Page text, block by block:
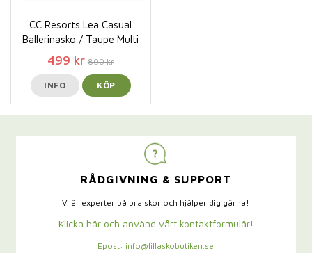
CC Resorts Lea Casual
Ballerinasko / Taupe Multi
499 kr 800 kr
INFO KÖP
RÅDGIVNING & SUPPORT
Vi är experter på bra skor och hjälper dig gärna!
Klicka här och använd vårt kontaktformulär!
Epost: info@lillaskobutiken.se